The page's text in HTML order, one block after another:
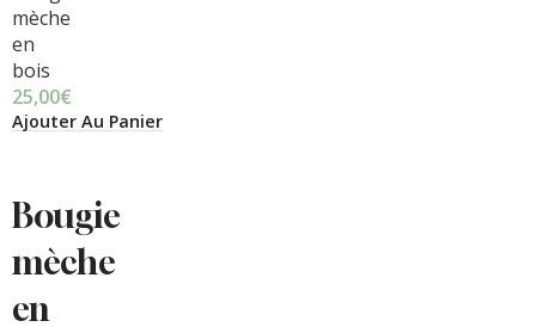
mèche
en
bois
25,00€
Ajouter Au Panier
Bougie
mèche
en